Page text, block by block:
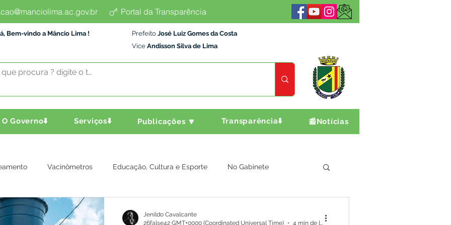
Portal da Transparência
Bem-vindo a Mâncio Lima ! Prefeito José Luiz Gomes da Costa
Vice Andisson Silva de Lima
O Governo⬇️ Serviços⬇️ Publicações 🔽 Transparência⬇️ 📰Notícias
Vacinômetros Educação, Cultura e Esporte No Gabinete
e Transporte Assistência Social
Jenildo Cavalcante
26false42 GMT+0000 (Coordinated Universal Time)
4 min de leitura